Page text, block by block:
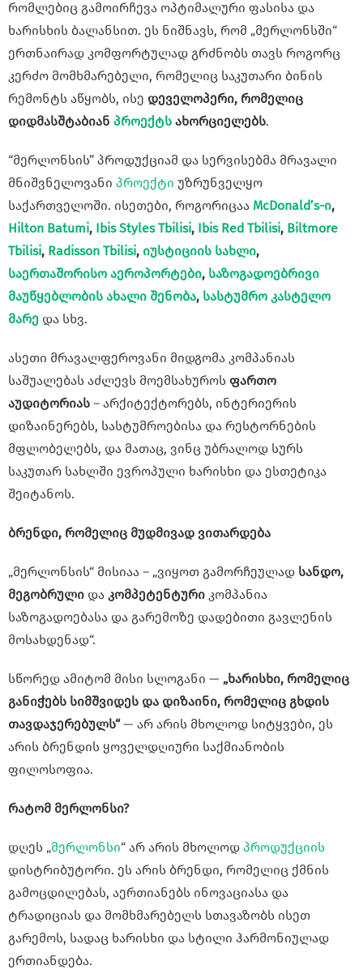
რომლებიც გამოირჩევა ოპტიმალური ფასისა და
ხარისხის ბალანსით. ეს ნიშნავს, რომ „მერლონსში“
ერთნაირად კომფორტულად გრძნობს თავს როგორც
კერძო მომხმარებელი, რომელიც საკუთარი ბინის
რემონტს აწყობს, ისე დეველოპერი, რომელიც
დიდმასშტაბიან პროექტს ახორციელებს.
“მერლონსის” პროდუქციამ და სერვისებმა მრავალი
მნიშვნელოვანი პროექტი უზრუნველყო
საქართველოში. ისეთები, როგორიცაა McDonald’s-ი,
Hilton Batumi, Ibis Styles Tbilisi, Ibis Red Tbilisi, Biltmore
Tbilisi, Radisson Tbilisi, იუსტიციის სახლი,
საერთაშორისო აეროპორტები, საზოგადოებრივი
მაუწყებლობის ახალი შენობა, სასტუმრო კასტელო
მარე და სხვ.
ასეთი მრავალფეროვანი მიდგომა კომპანიას
საშუალებას აძლევს მოემსახუროს ფართო
აუდიტორიას – არქიტექტორებს, ინტერიერის
დიზაინერებს, სასტუმროებისა და რესტორნების
მფლობელებს, და მათაც, ვინც უბრალოდ სურს
საკუთარ სახლში ევროპული ხარისხი და ესთეტიკა
შეიტანოს.
ბრენდი, რომელიც მუდმივად ვითარდება
„მერლონსის“ მისიაა – „ვიყოთ გამორჩეულად სანდო,
მეგობრული და კომპეტენტური კომპანია
საზოგადოებასა და გარემოზე დადებითი გავლენის
მოსახდენად“.
სწორედ ამიტომ მისი სლოგანი — „ხარისხი, რომელიც
განიჭებს სიმშვიდეს და დიზაინი, რომელიც გხდის
თავდაჯერებულს“— არ არის მხოლოდ სიტყვები, ეს
არის ბრენდის ყოველდღიური საქმიანობის
ფილოსოფია.
რატომ მერლონსი?
დღეს „მერლონსი“ არ არის მხოლოდ პროდუქციის
დისტრიბუტორი. ეს არის ბრენდი, რომელიც ქმნის
გამოცდილებას, აერთიანებს ინოვაციასა და
ტრადიციას და მომხმარებელს სთავაზობს ისეთ
გარემოს, სადაც ხარისხი და სტილი ჰარმონიულად
ერთიანდება.